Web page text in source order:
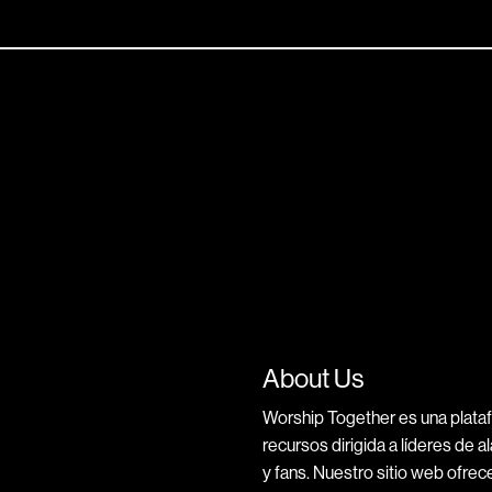
About Us
Worship Together es una
recursos dirigida a líderes de
y fans. Nuestro sitio web